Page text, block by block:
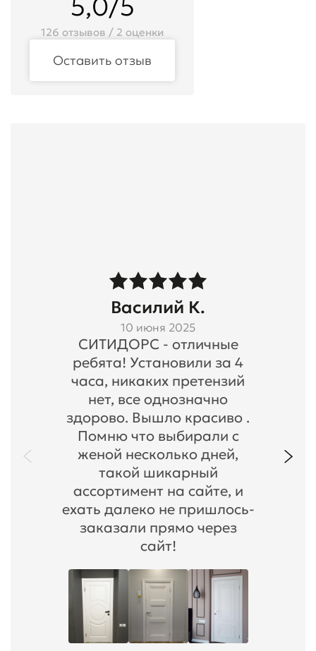
5,0/5
126 отзывов / 2 оценки
Оставить отзыв
Василий К.
10 июня 2025
СИТИДОРС - отличные
ребята! Установили за 4
часа, никаких претензий
нет, все однозначно
здорово. Вышло красиво .
Помню что выбирали с
женой несколько дней,
такой шикарный
ассортимент на сайте, и
ехать далеко не пришлось-
заказали прямо через
сайт!